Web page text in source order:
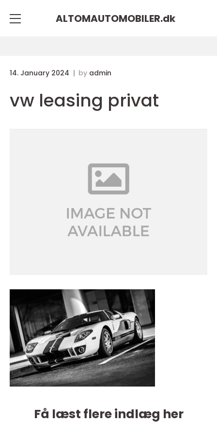
ALTOMAUTOMOBILER.dk
14. January 2024 by admin
vw leasing privat
Få læst flere indlæg her